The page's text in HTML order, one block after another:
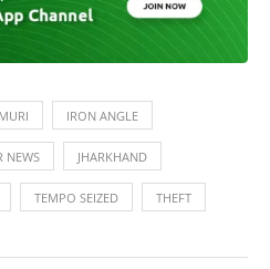
IRON ANGLE
NEWS JHARKHAND
TEMPO SEIZED THEFT